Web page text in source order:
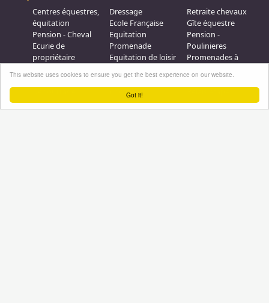
Got it!
This website uses cookies to ensure you get the best experience on our website.
Centres équestres,
équitation
Pension - Cheval
Ecurie de
propriétaire
Pension - Poney
Elevage
Dressage
Ecole Française
Equitation
Promenade
Equitation de loisir
Promenades à
Cheval
Galops - Equitation
Retraite chevaux
Gîte équestre
Pension -
Poulinieres
Promenades à
Saut d obstacle